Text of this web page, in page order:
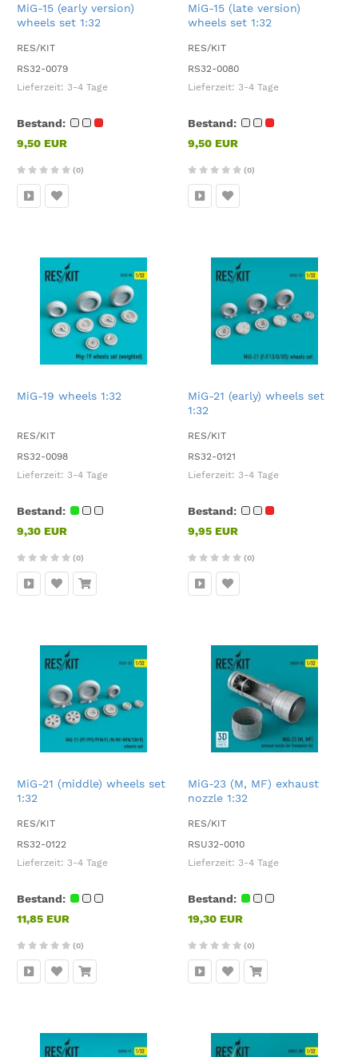
MiG-15 (early version)
wheels set 1:32
RES/KIT
RS32-0079
Lieferzeit: 3-4 Tage
Bestand:
9,50 EUR
(0)
MiG-15 (late version)
wheels set 1:32
RES/KIT
RS32-0080
Lieferzeit: 3-4 Tage
Bestand:
9,50 EUR
(0)
MiG-19 wheels 1:32
RES/KIT
RS32-0098
Lieferzeit: 3-4 Tage
Bestand:
9,30 EUR
(0)
MiG-21 (early) wheels set
1:32
RES/KIT
RS32-0121
Lieferzeit: 3-4 Tage
Bestand:
9,95 EUR
(0)
MiG-21 (middle) wheels set
1:32
RES/KIT
RS32-0122
Lieferzeit: 3-4 Tage
Bestand:
11,85 EUR
(0)
MiG-23 (M, MF) exhaust
nozzle 1:32
RES/KIT
RSU32-0010
Lieferzeit: 3-4 Tage
Bestand:
19,30 EUR
(0)